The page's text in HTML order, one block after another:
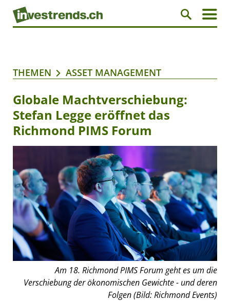
THEMEN ASSET MANAGEMENT
Globale Machtverschiebung:
Stefan Legge eröffnet das
Richmond PIMS Forum
Am 18. Richmond PIMS Forum geht es um die
Verschiebung der ökonomischen Gewichte - und deren
Folgen (Bild: Richmond Events)